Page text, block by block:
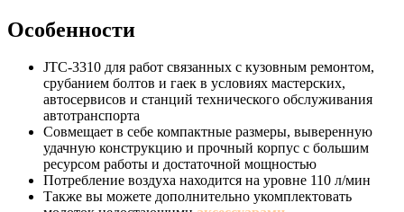
Особенности
JTC-3310 для работ связанных с кузовным ремонтом,
срубанием болтов и гаек в условиях мастерских,
автосервисов и станций технического обслуживания
автотранспорта
Совмещает в себе компактные размеры, выверенную
удачную конструкцию и прочный корпус с большим
ресурсом работы и достаточной мощностью
Потребление воздуха находится на уровне 110 л/мин
Также вы можете дополнительно укомплектовать